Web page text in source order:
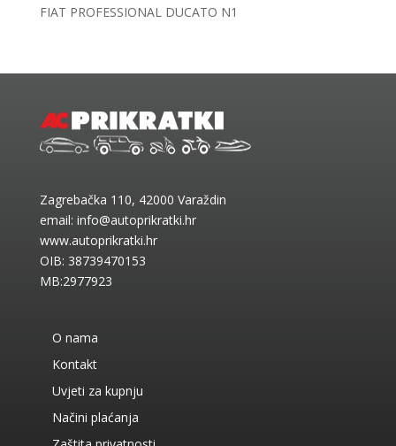
FIAT PROFESSIONAL DUCATO N1
Zagrebačka 110, 42000 Varaždin
email: info@autoprikratki.hr
www.autoprikratki.hr
OIB: 38739470153
MB:2977923
O nama
Kontakt
Uvjeti za kupnju
Načini plaćanja